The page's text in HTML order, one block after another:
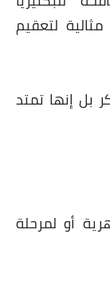
لتعقيم
بل إنها تمتد
أو لمرحلة